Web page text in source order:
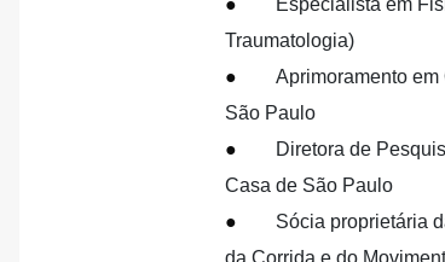
●
Especialista em
Traumatologia)
● Aprimoramento
São Paulo
●
Diretora de
Casa de São Paulo
● Sócia proprietária
da Corrida e do